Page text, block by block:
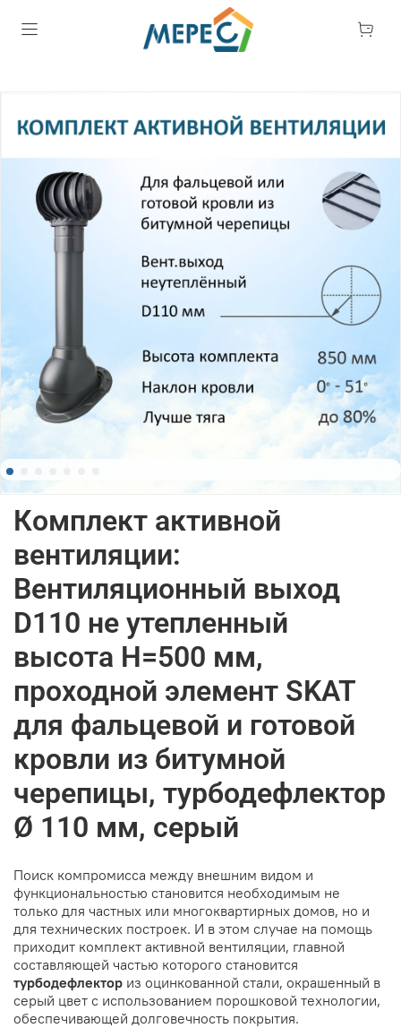
Комплект активной
вентиляции:
Вентиляционный выход
D110 не утепленный
высота H=500 мм,
проходной элемент SKAT
для фальцевой и готовой
кровли из битумной
черепицы, турбодефлектор
Ø 110 мм, серый
Поиск компромисса между внешним видом и
функциональностью становится необходимым не
только для частных или многоквартирных домов, но и
для технических построек. И в этом случае на помощь
приходит комплект активной вентиляции, главной
составляющей частью которого становится
турбодефлектор из оцинкованной стали, окрашенный в
серый цвет с использованием порошковой технологии,
обеспечивающей долговечность покрытия.